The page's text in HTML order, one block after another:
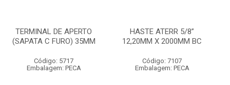
TERMINAL DE APERTO
(SAPATA C FURO) 35MM
Código: 5717
Embalagem: PECA
HASTE ATERR 5/8”
12,20MM X 2000MM BC
Código: 7107
Embalagem: PECA